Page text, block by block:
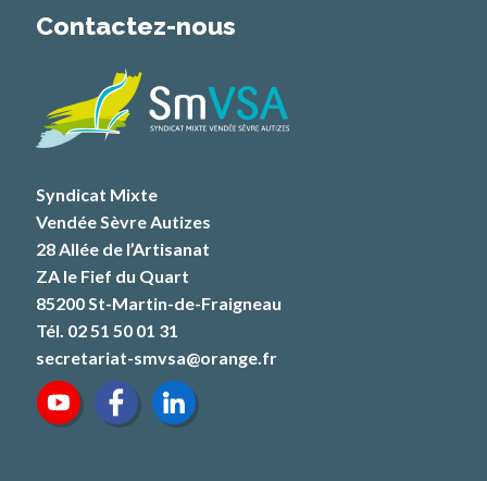
Contactez-nous
Syndicat Mixte
Vendée Sèvre Autizes
28 Allée de l’Artisanat
ZA le Fief du Quart
85200 St-Martin-de-Fraigneau
Tél. 02 51 50 01 31
secretariat-smvsa@orange.fr